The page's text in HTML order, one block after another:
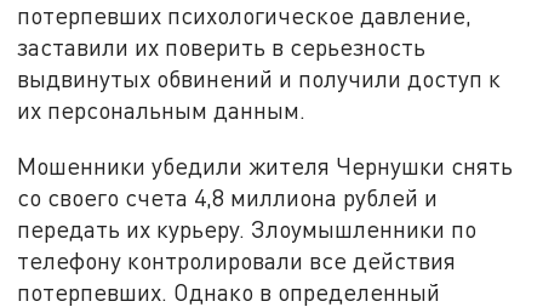
потерпевших психологическое давление,
заставили их поверить в серьезность
выдвинутых обвинений и получили доступ к
их персональным данным.
Мошенники убедили жителя Чернушки снять
со своего счета 4,8 миллиона рублей и
передать их курьеру. Злоумышленники по
телефону контролировали все действия
потерпевших. Однако в определенный